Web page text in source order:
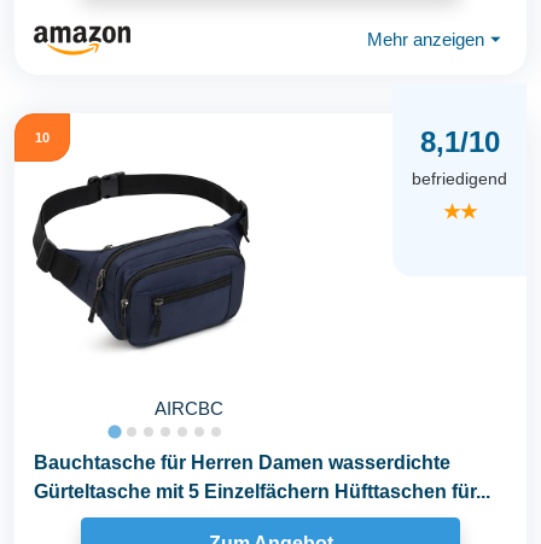
Mehr anzeigen ⏷
10
AIRCBC
8,1/10
befriedigend
★★
Bauchtasche für Herren Damen wasserdichte
Gürteltasche mit 5 Einzelfächern Hüfttaschen für...